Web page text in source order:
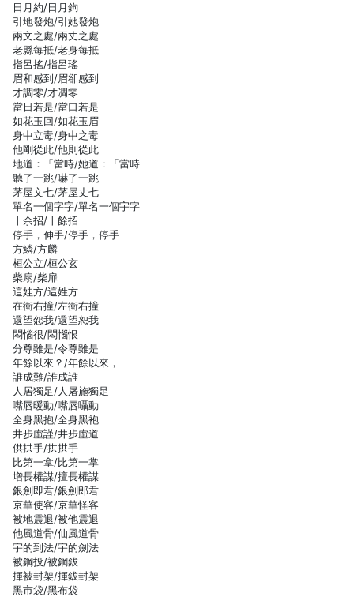
日月約/日月鉤
引地發炮/引她發炮
兩文之處/兩丈之處
老縣每抵/老身每抵
指呂搖/指呂瑤
眉和感到/眉卻感到
才調零/才凋零
當日若是/當口若是
如花玉回/如花玉眉
身中立毒/身中之毒
他剛從此/他則從此
地道：「當時/她道：「當時
聽了一跳/嚇了一跳
茅屋文七/茅屋丈七
單名一個字字/單名一個宇字
十余招/十餘招
停手，伸手/停手，停手
方鱗/方麟
桓公立/桓公玄
柴扇/柴扉
這娃方/這姓方
在衝右撞/左衝右撞
還望怨我/還望恕我
悶惱很/悶惱恨
分尊雖是/令尊雖是
年餘以來？/年餘以來，
誰成難/誰成誰
人居獨足/人屠施獨足
嘴唇暖動/嘴唇囁動
全身黑抱/全身黑袍
井步虛謹/井步虛道
供拱手/拱拱手
比第一拿/比第一掌
增長權謀/擅長權謀
銀劍即君/銀劍郎君
京華使客/京華怪客
被地震退/被他震退
他風道骨/仙風道骨
宇的到法/宇的劍法
被鋼投/被鋼鈸
揮被封架/揮鈸封架
黑市袋/黑布袋